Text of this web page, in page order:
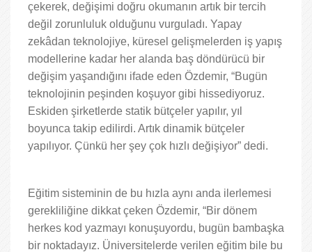
çekerek, değişimi doğru okumanın artık bir tercih
değil zorunluluk olduğunu vurguladı. Yapay
zekâdan teknolojiye, küresel gelişmelerden iş yapış
modellerine kadar her alanda baş döndürücü bir
değişim yaşandığını ifade eden Özdemir, “Bugün
teknolojinin peşinden koşuyor gibi hissediyoruz.
Eskiden şirketlerde statik bütçeler yapılır, yıl
boyunca takip edilirdi. Artık dinamik bütçeler
yapılıyor. Çünkü her şey çok hızlı değişiyor” dedi.
Eğitim sisteminin de bu hızla aynı anda ilerlemesi
gerekliliğine dikkat çeken Özdemir, “Bir dönem
herkes kod yazmayı konuşuyordu, bugün bambaşka
bir noktadayız. Üniversitelerde verilen eğitim bile bu